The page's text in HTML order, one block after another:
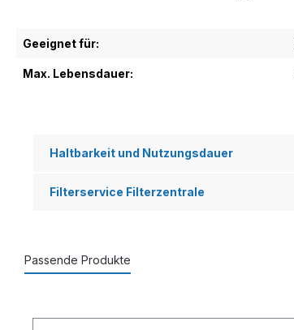
Geeignet für:
Max. Lebensdauer:
Haltbarkeit und Nutzungsdauer
Filterservice Filterzentrale
Passende Produkte